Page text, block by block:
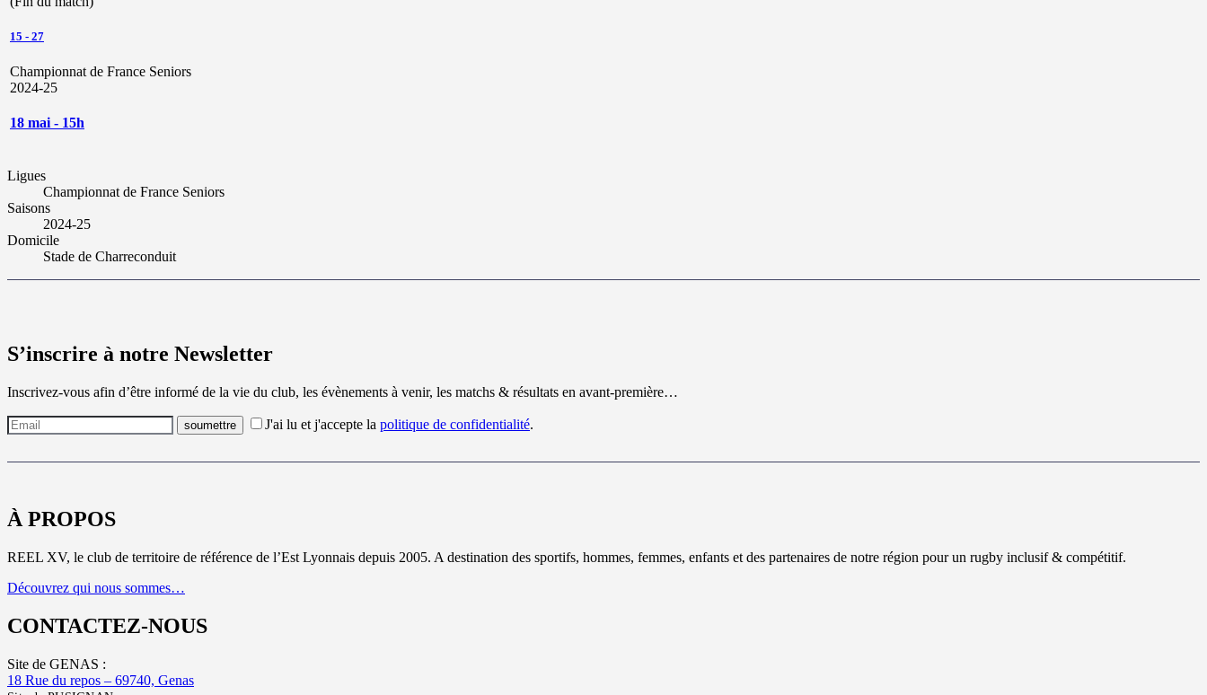
15 - 27
Championnat de France Seniors
2024-25
18 mai - 15h
Ligues
Championnat de France Seniors
Saisons
2024-25
Domicile
Stade de Charreconduit
S’inscrire à notre Newsletter
Inscrivez-vous afin d’être informé de la vie du club, les évènements à venir, les matchs & résultats en avant-première…
J'ai lu et j'accepte la politique de confidentialité.
À PROPOS
REEL XV, le club de territoire de référence de l’Est Lyonnais depuis 2005. A destination des sportifs, hommes, femmes, enfants et des partenaires de notre région pour un rugby inclusif & compétitif.
Découvrez qui nous sommes…
CONTACTEZ-NOUS
Site de GENAS :
18 Rue du repos – 69740, Genas